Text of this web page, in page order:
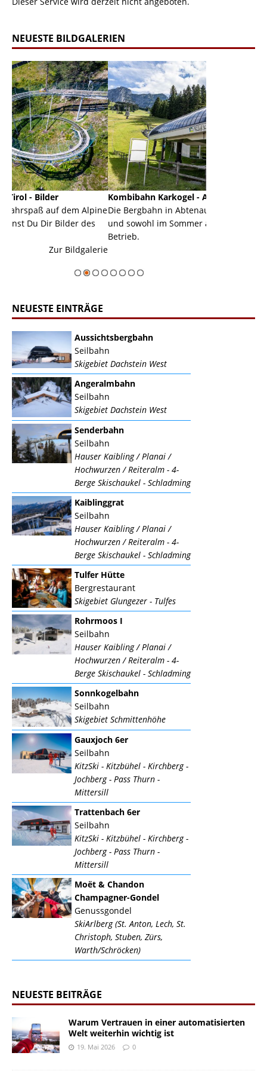
NEUESTE BILDGALERIEN
Alpine
des
Kombibahn Karkogel - Abtenau - Salzburg
Die Bergbahn in Abtenau ist eine Kombibahn
und sowohl im Sommer als auch im Winter in
NEUESTE EINTRÄGE
Aussichtsbergbahn
Seilbahn
Skigebiet Dachstein West
Angeralmbahn
Seilbahn
Skigebiet Dachstein West
Senderbahn
Seilbahn
Hauser Kaibling / Planai /
Hochwurzen / Reiteralm - 4-
Berge Skischaukel - Schladming
Kaiblinggrat
Seilbahn
Hauser Kaibling / Planai /
Hochwurzen / Reiteralm - 4-
Berge Skischaukel - Schladming
Tulfer Hütte
Bergrestaurant
Skigebiet Glungezer - Tulfes
Rohrmoos I
Seilbahn
Hauser Kaibling / Planai /
Hochwurzen / Reiteralm - 4-
Berge Skischaukel - Schladming
Sonnkogelbahn
Seilbahn
Skigebiet Schmittenhöhe
Gauxjoch 6er
Seilbahn
KitzSki - Kitzbühel - Kirchberg -
Jochberg - Pass Thurn -
Mittersill
Trattenbach 6er
Seilbahn
KitzSki - Kitzbühel - Kirchberg -
Jochberg - Pass Thurn -
Mittersill
Moët & Chandon
Champagner-Gondel
Genussgondel
SkiArlberg (St. Anton, Lech, St.
Christoph, Stuben, Zürs,
Warth/Schröcken)
NEUESTE BEITRÄGE
Warum Vertrauen in einer automatisierten
Welt weiterhin wichtig ist
19. Mai 2026 0